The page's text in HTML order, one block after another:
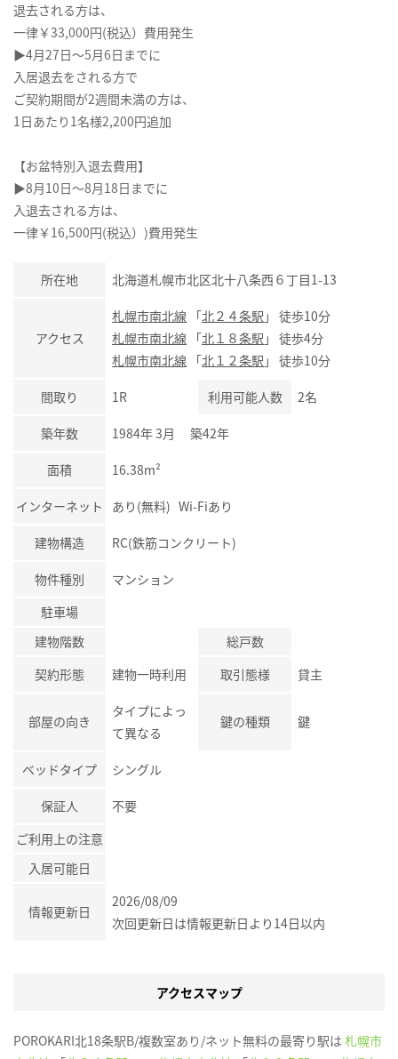
退去される方は、
一律￥33,000円(税込）費用発生
▶4月27日～5月6日までに
入居退去をされる方で
ご契約期間が2週間未満の方は、
1日あたり1名様2,200円追加
【お盆特別入退去費用】
▶8月10日～8月18日までに
入退去される方は、
一律￥16,500円(税込）)費用発生
所在地 北海道札幌市北区北十八条西６丁目1-13
アクセス
札幌市南北線 「北２４条駅 」 徒歩10分
札幌市南北線 「北１８条駅 」 徒歩4分
札幌市南北線 「北１２条駅 」 徒歩10分
間取り 1R 利用可能人数 2名
築年数 1984年 3月 築42年
面積 16.38m²
インターネット あり(無料) Wi-Fiあり
建物構造 RC(鉄筋コンクリート)
物件種別
マンション
駐車場
建物階数
総戸数
契約形態
建物一時利用 取引態様 貸主
部屋の向き
タイプによっ
て異なる
鍵の種類 鍵
ベッドタイプ シングル
保証人
不要
ご利用上の注意
入居可能日
情報更新日
2026/08/09
次回更新日は情報更新日より14日以内
アクセスマップ
POROKARI北18条駅B/複数室あり/ネット無料の最寄り駅は 札幌市